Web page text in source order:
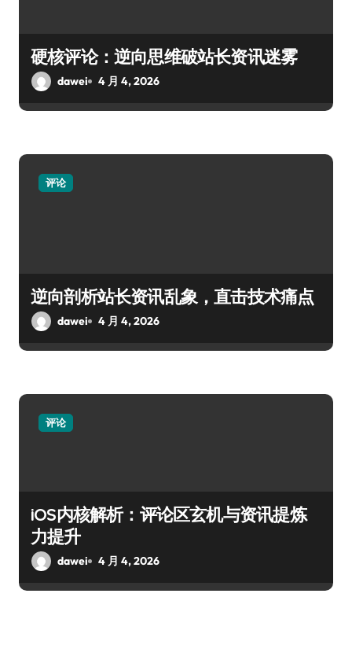
硬核评论：逆向思维破站长资讯迷雾
dawei 4 月 4, 2026
评论
逆向剖析站长资讯乱象，直击技术痛点
dawei 4 月 4, 2026
评论
iOS内核解析：评论区玄机与资讯提炼
力提升
dawei 4 月 4, 2026